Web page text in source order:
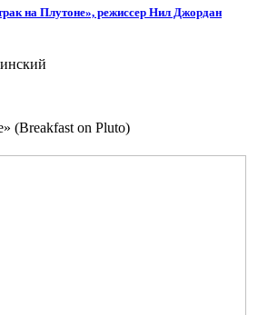
на Плутоне», режиссер Нил Джордан
(Breakfast on Pluto)